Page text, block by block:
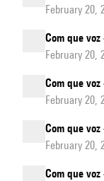
February 20,
Com que
February 20,
Com que
February 20,
Com que
February 20,
Com que